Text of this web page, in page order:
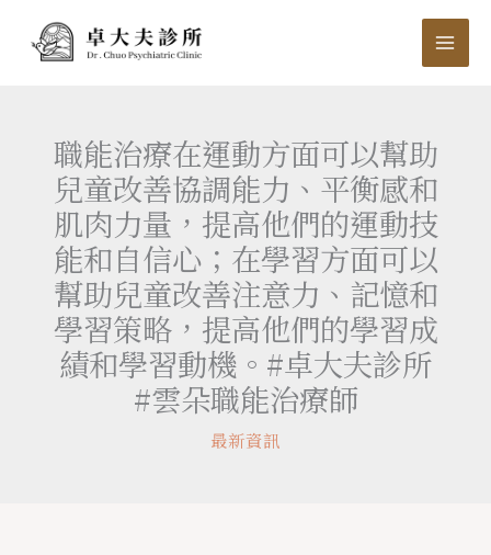
職能治療在運動方面可以幫助
兒童改善協調能力、平衡感和
肌肉力量，提高他們的運動技
能和自信心；在學習方面可以
幫助兒童改善注意力、記憶和
學習策略，提高他們的學習成
績和學習動機。#卓大夫診所
#雲朵職能治療師
最新資訊